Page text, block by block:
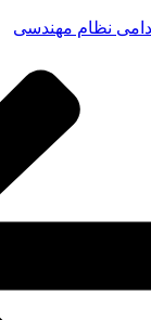
نظام مهندسی